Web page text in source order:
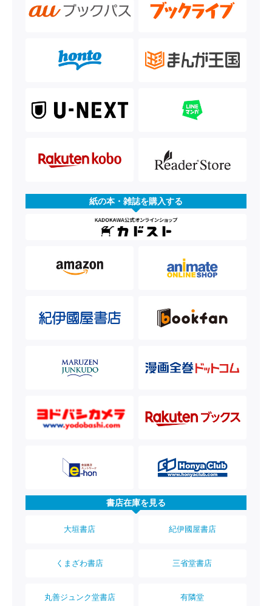
紙の本・雑誌を購入する
書店在庫を見る
大垣書店 紀伊國屋書店
くまざわ書店 三省堂書店
丸善ジュンク堂書店 有隣堂